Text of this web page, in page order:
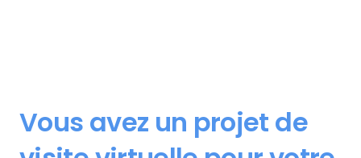
Vous avez un projet de